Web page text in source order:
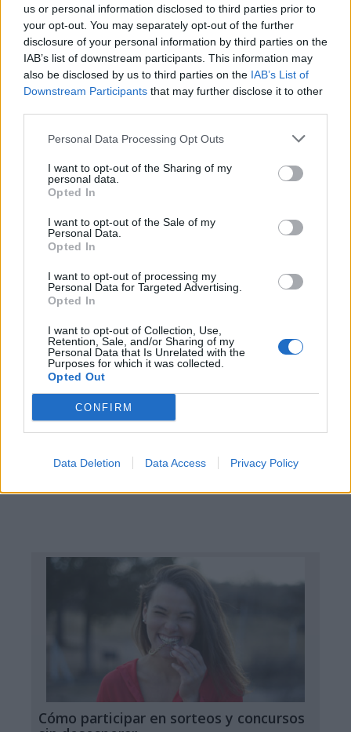
us or personal information disclosed to third parties prior to
your opt-out. You may separately opt-out of the further
disclosure of your personal information by third parties on the
IAB’s list of downstream participants. This information may
also be disclosed by us to third parties on the IAB’s List of
Downstream Participants that may further disclose it to other
Personal Data Processing Opt Outs
I want to opt-out of the Sharing of my
personal data.
Opted In
I want to opt-out of the Sale of my
Personal Data.
Opted In
I want to opt-out of processing my
Personal Data for Targeted Advertising.
Opted In
I want to opt-out of Collection, Use,
Retention, Sale, and/or Sharing of my
Personal Data that Is Unrelated with the
Purposes for which it was collected.
Opted Out
CONFIRM
Data Deletion Data Access Privacy Policy
Plantillas y recursos gratis para
practicar lettering
Si quieres iniciarte en el lettering, este artículo te
ayudará a identificar qué necesitas y acceder a
Regalos de marcas y tiendas por tu
cumpleaños
regalos gratis que puedes conseguir por parte de
las marcas y tiendas, solo por ser tu cumpleaños.
Cómo participar en sorteos y concursos